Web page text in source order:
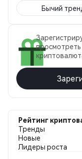
Бычий
Рейтинг
Тренды
Новые
Лидеры роста